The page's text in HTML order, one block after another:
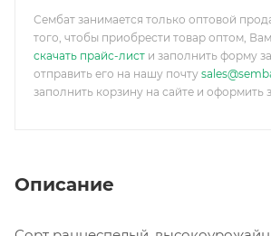
Сембат занимается только оптовой
того, чтобы приобрести товар оптом,
скачать прайс-лист и заполнить форму
отправить его на нашу почту
заполнить корзину на сайте и оформить
Описание